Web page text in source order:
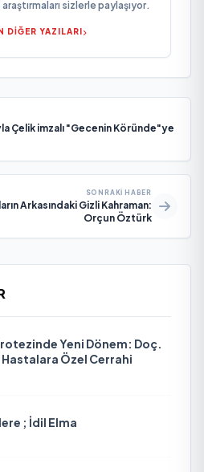
sizlerle paylaşıyor.
DİĞER YAZILARI
Çelik imzalı "Gecenin Köründe"ye
SONRAKI HABER
Arkasındaki Gizli Kahraman:
Orçun Öztürk
Yeni Dönem: Doç.
Hastalara Özel Cerrahi
; İdil Elma